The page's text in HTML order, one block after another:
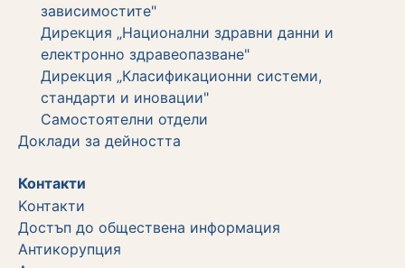
зависимостите"
Дирекция „Национални здравни данни и
електронно здравеопазване"
Дирекция „Класификационни системи,
стандарти и иновации"
Самостоятелни отдели
Дoклади за дейността
Контакти
Kонтакти
Достъп до обществена информация
Aнтикорупция